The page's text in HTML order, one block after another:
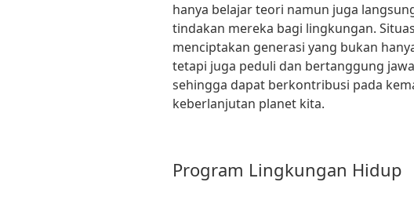
hanya belajar teori namun juga
tindakan mereka bagi lingkungan.
menciptakan generasi yang bukan
tetapi juga peduli dan bertanggung
sehingga dapat berkontribusi pada
keberlanjutan planet kita.
Program Lingkungan Hidup